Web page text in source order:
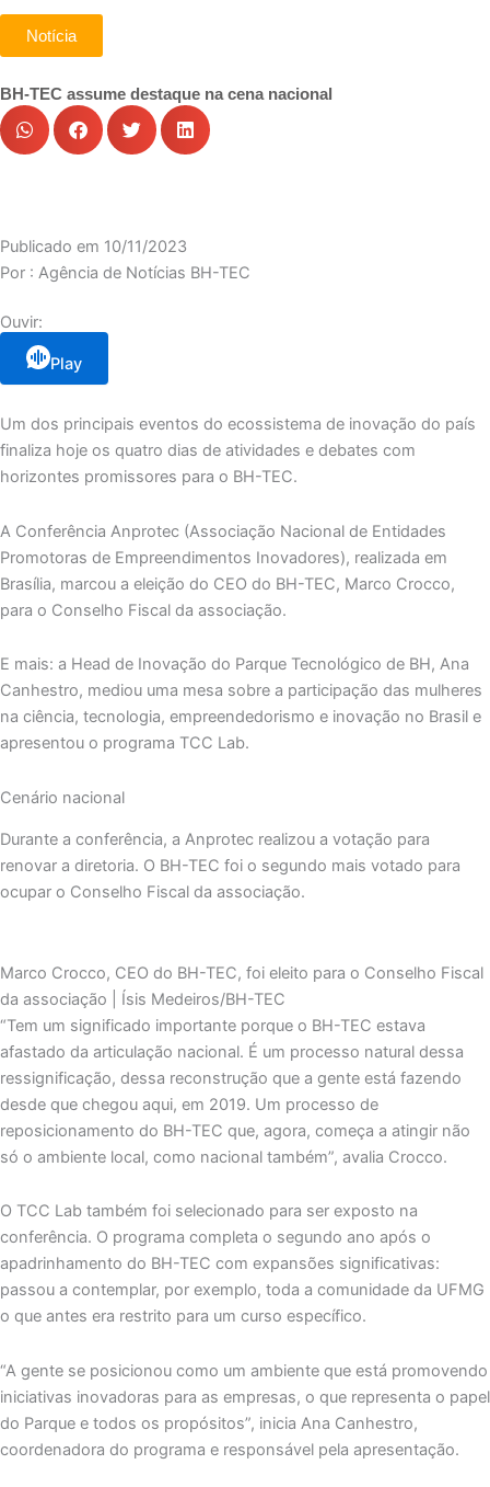
Notícia
BH-TEC assume destaque na cena nacional
Publicado em 10/11/2023
Por : Agência de Notícias BH-TEC
Ouvir:
Play
Um dos principais eventos do ecossistema de inovação do país
finaliza hoje os quatro dias de atividades e debates com
horizontes promissores para o BH-TEC.
A Conferência Anprotec (Associação Nacional de Entidades
Promotoras de Empreendimentos Inovadores), realizada em
Brasília, marcou a eleição do CEO do BH-TEC, Marco Crocco,
para o Conselho Fiscal da associação.
E mais: a Head de Inovação do Parque Tecnológico de BH, Ana
Canhestro, mediou uma mesa sobre a participação das mulheres
na ciência, tecnologia, empreendedorismo e inovação no Brasil e
apresentou o programa TCC Lab.
Cenário nacional
Durante a conferência, a Anprotec realizou a votação para
renovar a diretoria. O BH-TEC foi o segundo mais votado para
ocupar o Conselho Fiscal da associação.
Marco Crocco, CEO do BH-TEC, foi eleito para o Conselho Fiscal
da associação | Ísis Medeiros/BH-TEC
“Tem um significado importante porque o BH-TEC estava
afastado da articulação nacional. É um processo natural dessa
ressignificação, dessa reconstrução que a gente está fazendo
desde que chegou aqui, em 2019. Um processo de
reposicionamento do BH-TEC que, agora, começa a atingir não
só o ambiente local, como nacional também”, avalia Crocco.
O TCC Lab também foi selecionado para ser exposto na
conferência. O programa completa o segundo ano após o
apadrinhamento do BH-TEC com expansões significativas:
passou a contemplar, por exemplo, toda a comunidade da UFMG
o que antes era restrito para um curso específico.
“A gente se posicionou como um ambiente que está promovendo
iniciativas inovadoras para as empresas, o que representa o papel
do Parque e todos os propósitos”, inicia Ana Canhestro,
coordenadora do programa e responsável pela apresentação.